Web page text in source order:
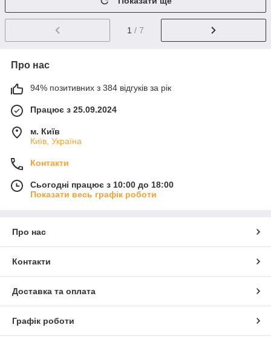
1 / 7
Про нас
94% позитивних з 384 відгуків за рік
Працює з 25.09.2024
м. Київ
Київ, Україна
Контакти
Сьогодні працює з 10:00 до 18:00
Показати весь графік роботи
Про нас
Контакти
Доставка та оплата
Графік роботи